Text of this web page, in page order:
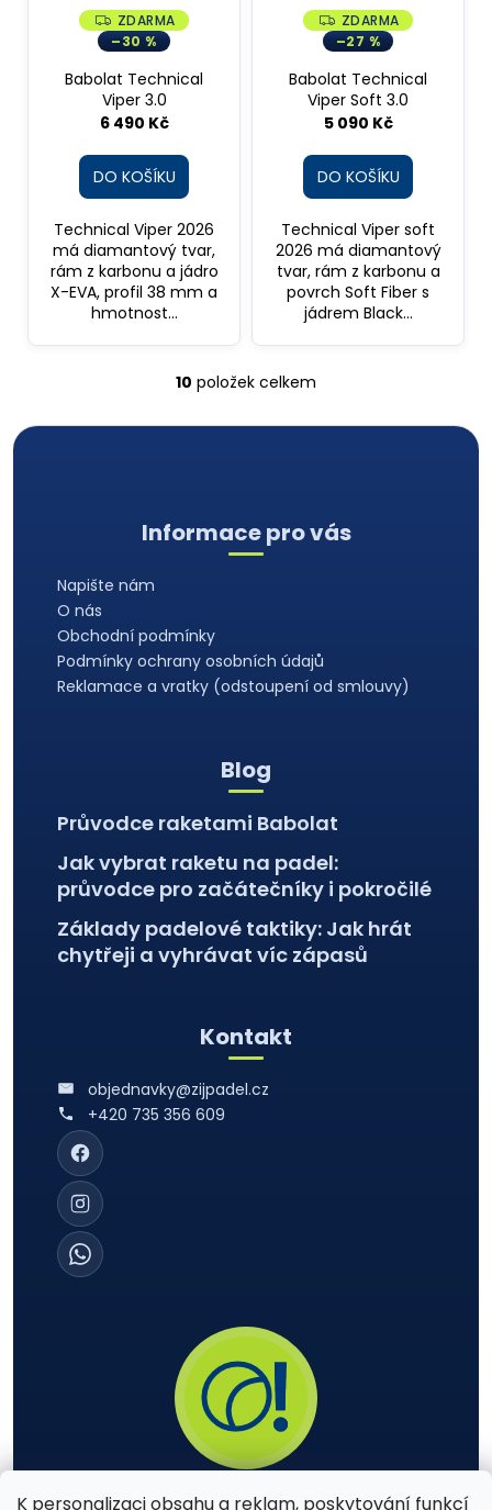
K personalizaci obsahu a reklam, poskytování funkcí
Z
D
A
M
A
ZDARMA
–30 %
Babolat Technical
Viper 3.0
6 490 Kč
DO KOŠÍKU
Technical Viper 2026
má diamantový tvar,
rám z karbonu a jádro
X-EVA, profil 38 mm a
hmotnost...
Z
D
A
M
A
ZDARMA
–27 %
Babolat Technical
Viper Soft 3.0
5 090 Kč
DO KOŠÍKU
Technical Viper soft
2026 má diamantový
tvar, rám z karbonu a
povrch Soft Fiber s
jádrem Black...
O
v
c
í
k
y
i
u
10 položek celkem
Informace pro vás
Napište nám
O nás
Obchodní podmínky
Podmínky ochrany osobních údajů
Reklamace a vratky (odstoupení od smlouvy)
Blog
Průvodce raketami Babolat
Jak vybrat raketu na padel:
průvodce pro začátečníky i pokročilé
Základy padelové taktiky: Jak hrát
chytřeji a vyhrávat víc zápasů
Kontakt
objednavky@zijpadel.cz
+420 735 356 609